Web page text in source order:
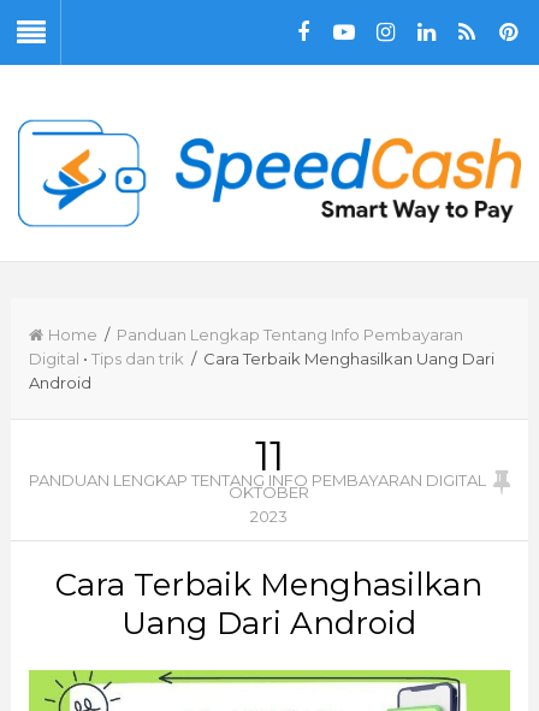
Home / Panduan Lengkap Tentang Info Pembayaran
Digital • Tips dan trik / Cara Terbaik Menghasilkan Uang Dari
Android
11
OKTOBER
2023
PANDUAN LENGKAP TENTANG INFO PEMBAYARAN DIGITAL
Cara Terbaik Menghasilkan
Uang Dari Android